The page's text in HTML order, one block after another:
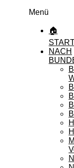
Menü
🏠
NACH